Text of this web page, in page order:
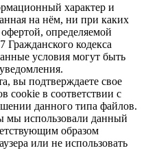
характер и
на нём, ни при каких
определяемой
Гражданского кодекса
условия могут быть
вы подтверждаете свое
cookie в соответствии с
данного типа файлов.
мы использовали данный
образом
или не использовать